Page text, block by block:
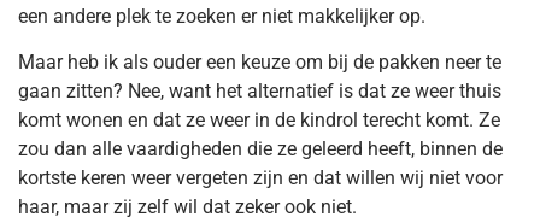
een andere plek te zoeken er niet makkelijker op.
Maar heb ik als ouder een keuze om bij de pakken neer te
gaan zitten? Nee, want het alternatief is dat ze weer thuis
komt wonen en dat ze weer in de kindrol terecht komt. Ze
zou dan alle vaardigheden die ze geleerd heeft, binnen de
kortste keren weer vergeten zijn en dat willen wij niet voor
haar, maar zij zelf wil dat zeker ook niet.